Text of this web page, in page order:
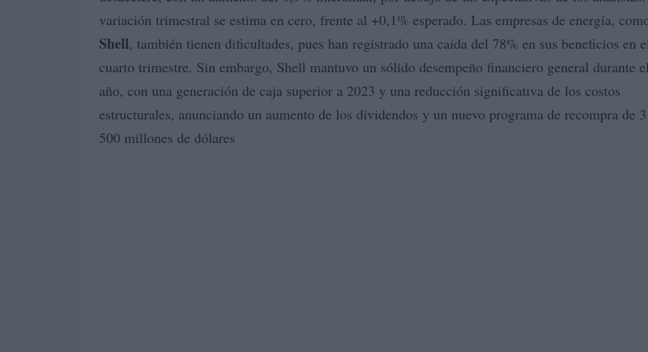
variación trimestral se estima en cero, frente al +0,1% esperado. Las empresas de energía,
Shell, también tienen dificultades, pues han registrado una caída del 78% en sus beneficios en
cuarto trimestre. Sin embargo, Shell mantuvo un sólido desempeño financiero general durante el
año, con una generación de caja superior a 2023 y una reducción significativa de los costos
estructurales, anunciando un aumento de los dividendos y un nuevo programa de recompra de 3
500 millones de dólares